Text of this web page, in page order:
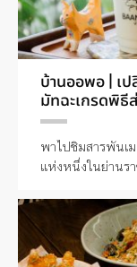
บ้านออพอ | เ
มัทฉะเกรดพิ
พาไปชิมสารพันเ
แห่งหนึ่งในย่านร